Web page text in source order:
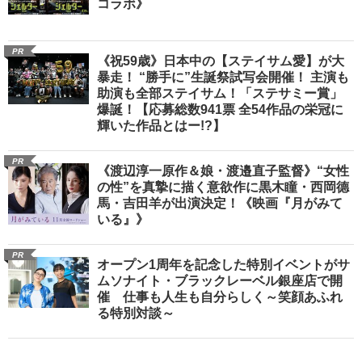
コラボ》
PR
《祝59歳》日本中の【ステイサム愛】が大
暴走！ “勝手に”生誕祭試写会開催！ 主演も
助演も全部ステイサム！「ステサミー賞」
爆誕！【応募総数941票 全54作品の栄冠に
輝いた作品とはー!?】
PR
《渡辺淳一原作＆娘・渡邉直子監督》“女性
の性”を真摯に描く意欲作に黒木瞳・西岡德
馬・吉田羊が出演決定！《映画『月がみて
いる』》
PR
オープン1周年を記念した特別イベントがサ
ムソナイト・ブラックレーベル銀座店で開
催 仕事も人生も自分らしく～笑顔あふれ
る特別対談～